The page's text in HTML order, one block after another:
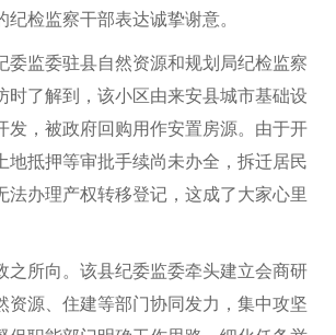
纪检监察干部表达诚挚谢意。
委监委驻县自然资源和规划局纪检监察
时了解到，该小区由来安县城市基础设
发，被政府回购用作安置房源。由于开
地抵押等审批手续尚未办全，拆迁居民
法办理产权转移登记，这成了大家心里
之所向。该县纪委监委牵头建立会商研
资源、住建等部门协同发力，集中攻坚